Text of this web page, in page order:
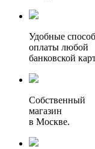
Удобные
оплаты любой
банковской
Собственный
магазин
в Москве.